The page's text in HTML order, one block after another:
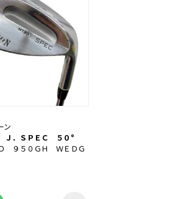
ン
Ｊ．ＳＰＥＣ ５０°
９５０ＧＨ ＷＥＤＧ